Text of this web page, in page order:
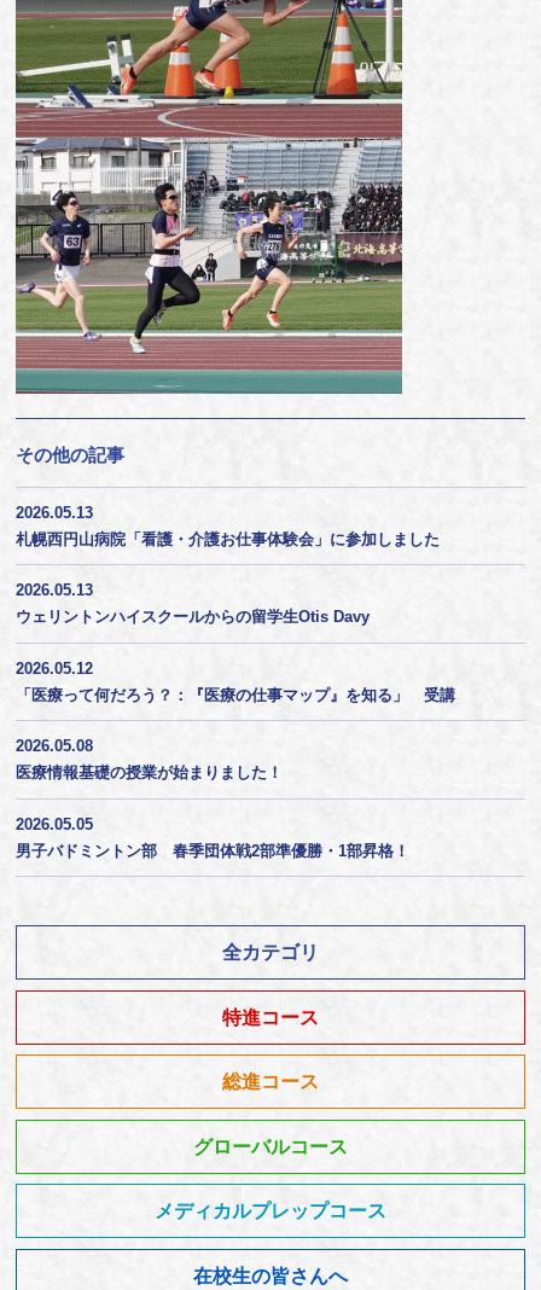
その他の記事
2026.05.13
札幌西円山病院「看護・介護お仕事体験会」に参加しました
2026.05.13
ウェリントンハイスクールからの留学生Otis Davy
2026.05.12
「医療って何だろう？：『医療の仕事マップ』を知る」 受講
2026.05.08
医療情報基礎の授業が始まりました！
2026.05.05
男子バドミントン部 春季団体戦2部準優勝・1部昇格！
全カテゴリ
特進コース
総進コース
グローバルコース
メディカルプレップコース
在校生の皆さんへ